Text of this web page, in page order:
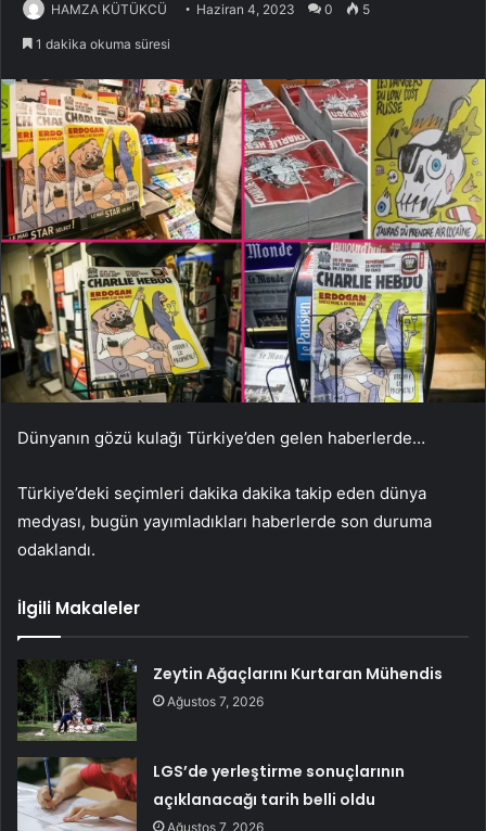
HAMZA KÜTÜKCÜ Haziran 4, 2023 0 5
1 dakika okuma süresi
Dünyanın gözü kulağı Türkiye’den gelen haberlerde…
Türkiye’deki seçimleri dakika dakika takip eden dünya
medyası, bugün yayımladıkları haberlerde son duruma
odaklandı.
İlgili Makaleler
Zeytin Ağaçlarını Kurtaran Mühendis
Ağustos 7, 2026
LGS’de yerleştirme sonuçlarının
açıklanacağı tarih belli oldu
Ağustos 7, 2026